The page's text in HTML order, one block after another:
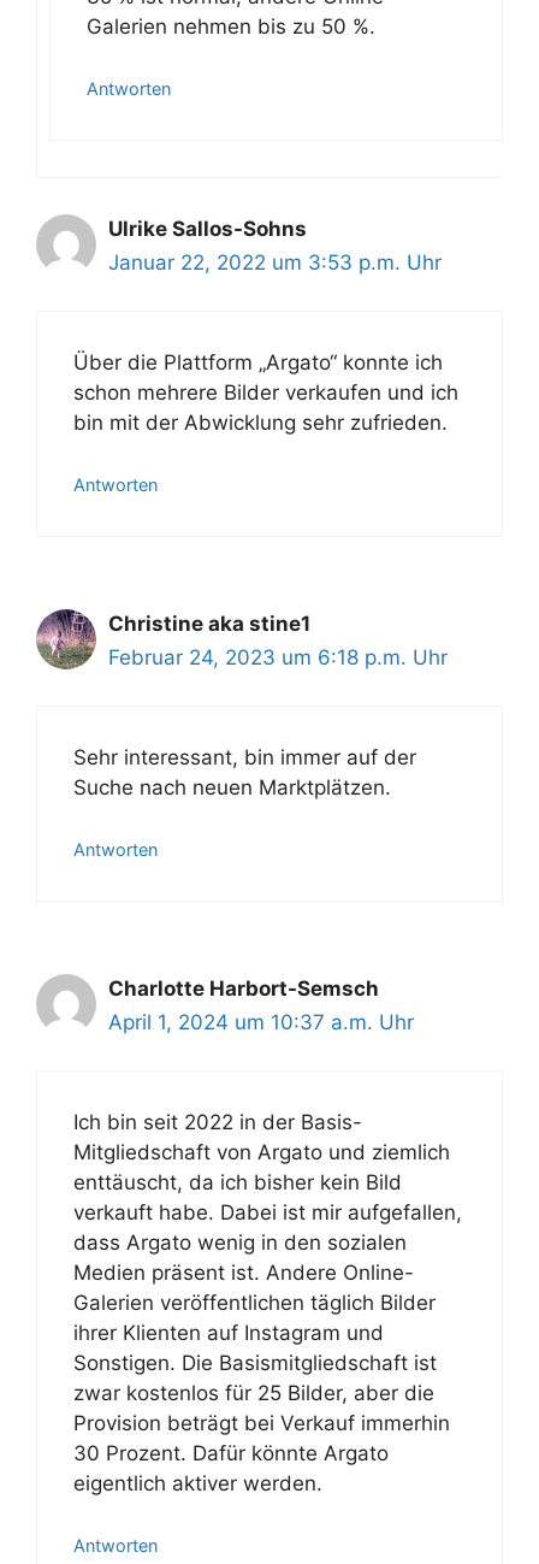
Galerien nehmen bis zu 50 %.
Antworten
Ulrike Sallos-Sohns
Januar 22, 2022 um 3:53 p.m. Uhr
Über die Plattform „Argato“ konnte ich
schon mehrere Bilder verkaufen und ich
bin mit der Abwicklung sehr zufrieden.
Antworten
Christine aka stine1
Februar 24, 2023 um 6:18 p.m. Uhr
Sehr interessant, bin immer auf der
Suche nach neuen Marktplätzen.
Antworten
Charlotte Harbort-Semsch
April 1, 2024 um 10:37 a.m. Uhr
Ich bin seit 2022 in der Basis-
Mitgliedschaft von Argato und ziemlich
enttäuscht, da ich bisher kein Bild
verkauft habe. Dabei ist mir aufgefallen,
dass Argato wenig in den sozialen
Medien präsent ist. Andere Online-
Galerien veröffentlichen täglich Bilder
ihrer Klienten auf Instagram und
Sonstigen. Die Basismitgliedschaft ist
zwar kostenlos für 25 Bilder, aber die
Provision beträgt bei Verkauf immerhin
30 Prozent. Dafür könnte Argato
eigentlich aktiver werden.
Antworten